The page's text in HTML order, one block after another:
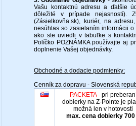
Vašu kontaktnú adresu a ďalšie
dôležité v prípade nejasností).
(Zásielkovňa.sk), kuriér, na
nesúhlas so zasielaním informácii
ako ste uviedli v tabuľke s
Políčko POZNÁMKA používajte aj
doplnenie Vašej objednávky.
Obchodné a dodacie podmienky:
Cenník za dopravu - Slovenská
PACKETA- pri
dobierky na Z-Pointe je
možná len v hotovosti
max. cena dobierky 700